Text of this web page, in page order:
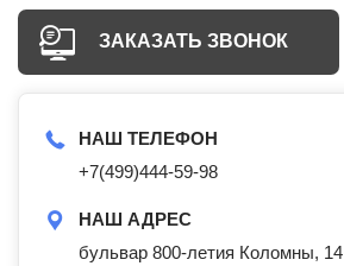
ЗАКАЗАТЬ ЗВОНОК
НАШ ТЕЛЕФОН
+7(499)444-59-98
НАШ АДРЕС
бульвар 800-летия Коломны, 14